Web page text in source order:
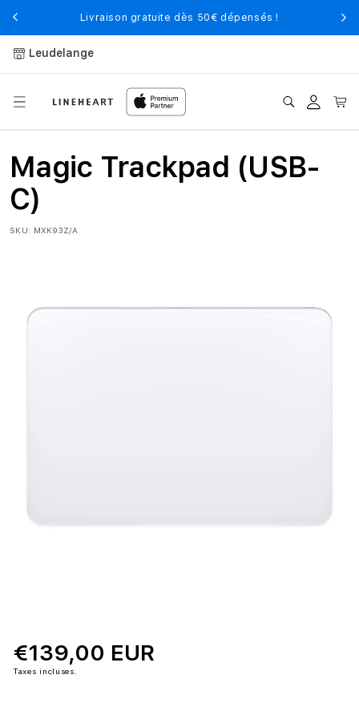
au
contenu
Livraison gratuite dès 50€ dépensés !
Leudelange
Connexion
Panier
Magic Trackpad (USB-
C)
SKU: MXK93Z/A
€139,00 EUR
Taxes incluses.